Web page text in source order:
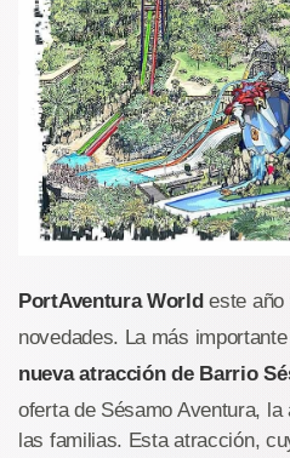
PortAventura Worldeste año
novedades. La más
nueva atracción de Barrio
oferta de Sésamo Aventura,
las familias. Esta atracción,